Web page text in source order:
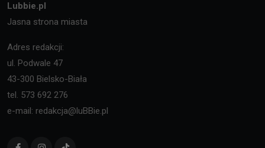
Lubbie.pl
Jasna strona miasta
Adres redakcji:
ul. Podwale 47
43-300 Bielsko-Biała
tel. 573 692 276
e-mail: redakcja@luBBie.pl